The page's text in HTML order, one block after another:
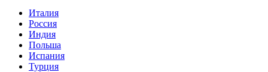
Италия
Россия
Индия
Польша
Испания
Турция